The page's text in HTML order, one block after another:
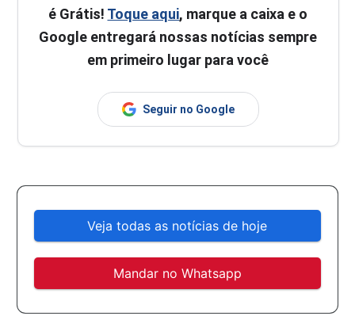
é Grátis! Toque aqui, marque a caixa e o
Google entregará nossas notícias sempre
em primeiro lugar para você
Seguir no Google
Veja todas as notícias de hoje
Mandar no Whatsapp